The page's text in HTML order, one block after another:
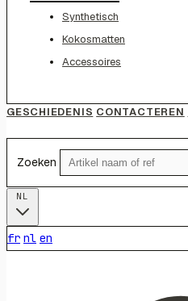
Synthetisch
Kokosmatten
Accessoires
GESCHIEDENIS CONTACTEREN
Zoeken
fr nl en